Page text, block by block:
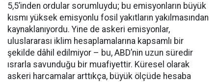
5,5’inden ordular sorumluydu; bu emisyonların büyük
kısmı yüksek emisyonlu fosil yakıtların yakılmasından
kaynaklanıyordu. Yine de askeri emisyonlar,
uluslararası iklim hesaplamalarına kapsamlı bir
şekilde dâhil edilmiyor – bu, ABD’nin uzun süredir
ısrarla savunduğu bir muafiyettir. Küresel olarak
askeri harcamalar arttıkça, büyük ölçüde hesaba